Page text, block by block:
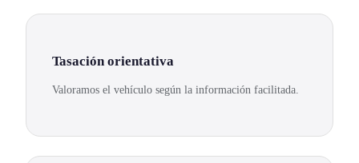
Tasación orientativa
Valoramos el vehículo según la información facilitada.